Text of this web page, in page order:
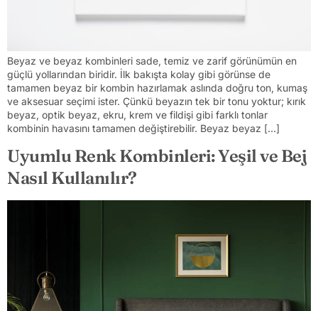
Beyaz ve beyaz kombinleri sade, temiz ve zarif görünümün en
güçlü yollarından biridir. İlk bakışta kolay gibi görünse de
tamamen beyaz bir kombin hazırlamak aslında doğru ton, kumaş
ve aksesuar seçimi ister. Çünkü beyazın tek bir tonu yoktur; kırık
beyaz, optik beyaz, ekru, krem ve fildişi gibi farklı tonlar
kombinin havasını tamamen değiştirebilir. Beyaz beyaz […]
Uyumlu Renk Kombinleri: Yeşil ve Bej
Nasıl Kullanılır?